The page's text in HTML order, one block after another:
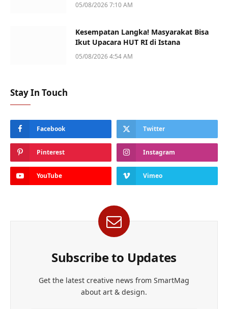
05/08/2026 7:10 AM
Kesempatan Langka! Masyarakat Bisa
Ikut Upacara HUT RI di Istana
05/08/2026 4:54 AM
Stay In Touch
Facebook Twitter
Pinterest Instagram
YouTube Vimeo
Subscribe to Updates
Get the latest creative news from SmartMag
about art & design.